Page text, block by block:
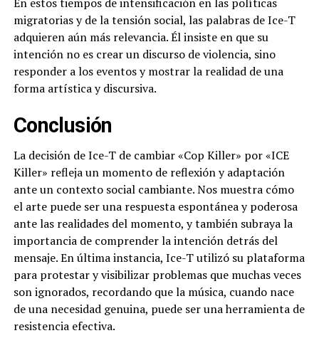
En estos tiempos de intensificación en las políticas
migratorias y de la tensión social, las palabras de Ice-T
adquieren aún más relevancia. Él insiste en que su
intención no es crear un discurso de violencia, sino
responder a los eventos y mostrar la realidad de una
forma artística y discursiva.
Conclusión
La decisión de Ice-T de cambiar «Cop Killer» por «ICE
Killer» refleja un momento de reflexión y adaptación
ante un contexto social cambiante. Nos muestra cómo
el arte puede ser una respuesta espontánea y poderosa
ante las realidades del momento, y también subraya la
importancia de comprender la intención detrás del
mensaje. En última instancia, Ice-T utilizó su plataforma
para protestar y visibilizar problemas que muchas veces
son ignorados, recordando que la música, cuando nace
de una necesidad genuina, puede ser una herramienta de
resistencia efectiva.